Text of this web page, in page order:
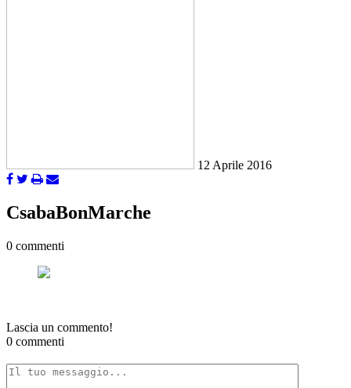
12 Aprile 2016
CsabaBonMarche
0 commenti
Lascia un commento!
0 commenti